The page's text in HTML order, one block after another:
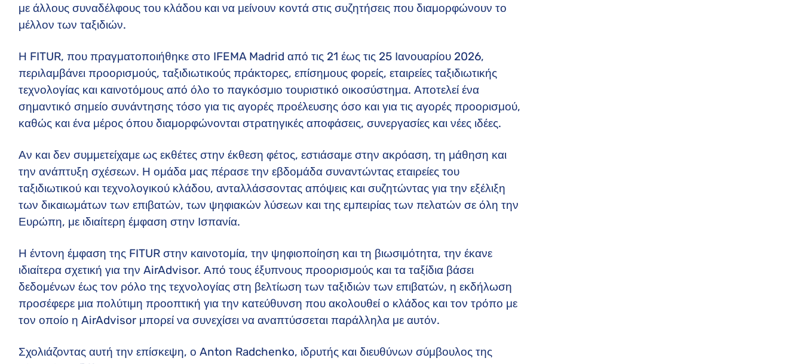
με άλλους συναδέλφους του κλάδου και να μείνουν κοντά στις συζητήσεις που διαμορφώνουν το
μέλλον των ταξιδιών.
Η FITUR, που πραγματοποιήθηκε στο IFEMA Madrid από τις 21 έως τις 25 Ιανουαρίου 2026,
περιλαμβάνει προορισμούς, ταξιδιωτικούς πράκτορες, επίσημους φορείς, εταιρείες ταξιδιωτικής
τεχνολογίας και καινοτόμους από όλο το παγκόσμιο τουριστικό οικοσύστημα. Αποτελεί ένα
σημαντικό σημείο συνάντησης τόσο για τις αγορές προέλευσης όσο και για τις αγορές προορισμού,
καθώς και ένα μέρος όπου διαμορφώνονται στρατηγικές αποφάσεις, συνεργασίες και νέες ιδέες.
Αν και δεν συμμετείχαμε ως εκθέτες στην έκθεση φέτος, εστιάσαμε στην ακρόαση, τη μάθηση και
την ανάπτυξη σχέσεων. Η ομάδα μας πέρασε την εβδομάδα συναντώντας εταιρείες του
ταξιδιωτικού και τεχνολογικού κλάδου, ανταλλάσσοντας απόψεις και συζητώντας για την εξέλιξη
των δικαιωμάτων των επιβατών, των ψηφιακών λύσεων και της εμπειρίας των πελατών σε όλη την
Ευρώπη, με ιδιαίτερη έμφαση στην Ισπανία.
Η έντονη έμφαση της FITUR στην καινοτομία, την ψηφιοποίηση και τη βιωσιμότητα, την έκανε
ιδιαίτερα σχετική για την AirAdvisor. Από τους έξυπνους προορισμούς και τα ταξίδια βάσει
δεδομένων έως τον ρόλο της τεχνολογίας στη βελτίωση των ταξιδιών των επιβατών, η εκδήλωση
προσέφερε μια πολύτιμη προοπτική για την κατεύθυνση που ακολουθεί ο κλάδος και τον τρόπο με
τον οποίο η AirAdvisor μπορεί να συνεχίσει να αναπτύσσεται παράλληλα με αυτόν.
Σχολιάζοντας αυτή την επίσκεψη, ο Anton Radchenko, ιδρυτής και διευθύνων σύμβουλος της